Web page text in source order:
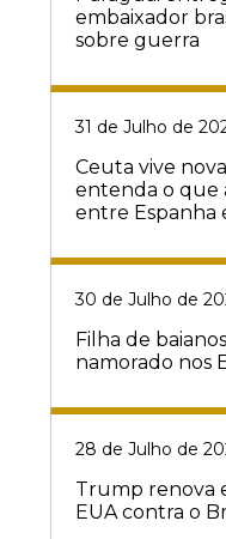
embaixador
sobre guerra
31 de Julho de
Ceuta vive
entenda o que
entre Espanha
30 de Julho de
Filha de
namorado nos
28 de Julho de
Trump renova
EUA contra o